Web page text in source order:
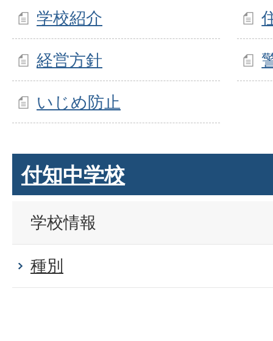
学校紹介
経営方針
いじめ防止
付知中学校
学校情報
種別